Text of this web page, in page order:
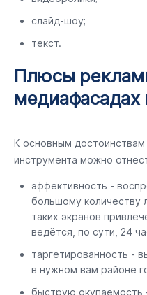
слайд-шоу;
текст.
Плюсы
медиафасадах
К основным достоинствам
инструмента можно
эффективность -
большому количеству
таких экранов
ведётся, по сути, 24
таргетированность -
в нужном вам районе
быструю окупаемость